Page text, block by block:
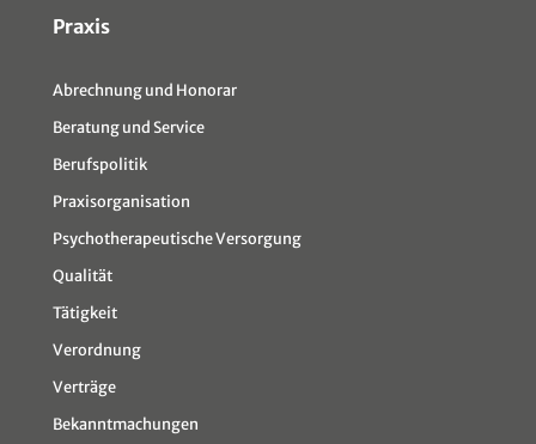
Sitemap
Praxis
Abrechnung und Honorar
Beratung und Service
Berufspolitik
Praxisorganisation
Psychotherapeutische Versorgung
Qualität
Tätigkeit
Verordnung
Verträge
Bekanntmachungen